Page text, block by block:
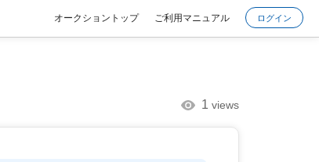
オークショントップ ご利用マニュアル ログイン
1 views